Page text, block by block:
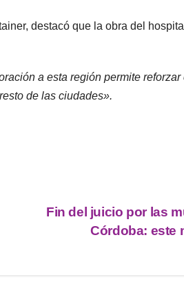
destacó que la obra del
a esta región permite
de las ciudades».
Fin del juicio por las
Córdoba: este